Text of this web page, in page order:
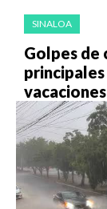
SINALOA
Golpes de
vacaciones